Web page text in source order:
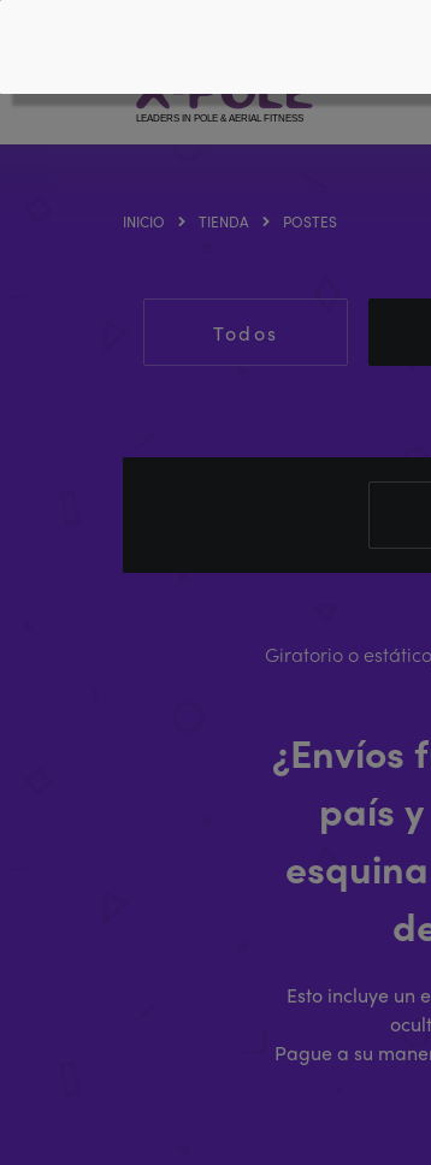
INICIO TIENDA POSTES
Todos
Giratorio o
¿Envíos
país
Esto incluye un
Pague a su